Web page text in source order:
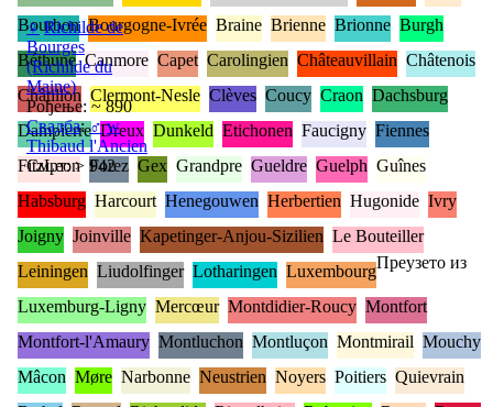
♀ Richilde de
Bourges
(Richilde du
Maine)
Рођење: ~ 890
Свадба:♂ w
Thibaud l'Ancien
Смрт: > 942
Bourbon Bourgogne-Ivrée Braine Brienne Brionne Burgh
Béthune Canmore Capet Carolingien Châteauvillain Châtenois
Châtillon Clermont-Nesle Clèves Coucy Craon Dachsburg
Dampierre Dreux Dunkeld Etichonen Faucigny Fiennes
FitzLeon Forez Gex Grandpre Gueldre Guelph Guînes
Habsburg Harcourt Henegouwen Herbertien Hugonide Ivry
Joigny Joinville Kapetinger-Anjou-Sizilien Le Bouteiller
Leiningen Liudolfinger Lotharingen Luxembourg
Luxemburg-Ligny Mercœur Montdidier-Roucy Montfort
Montfort-l'Amaury Montluchon Montluçon Montmirail Mouchy
Mâcon Møre Narbonne Neustrien Noyers Poitiers Quievrain
Преузето из